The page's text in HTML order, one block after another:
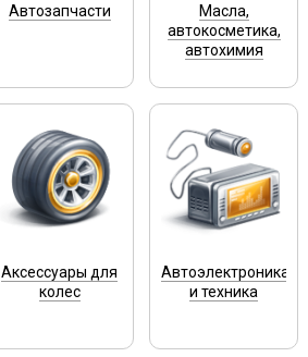
Автозапчасти
Масла,
автокосметика,
автохимия
Аксессуары для
колес
Автоэлектроника
и техника